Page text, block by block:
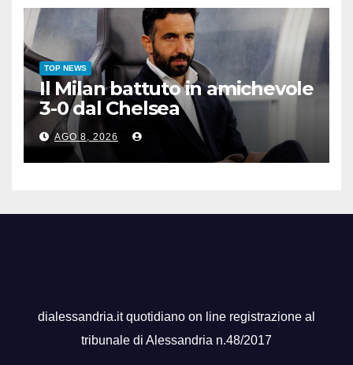
TOP NEWS
Il Milan battuto in amichevole
3-0 dal Chelsea
AGO 8, 2026
dialessandria.it quotidiano on line registrazione al
tribunale di Alessandria n.48/2017